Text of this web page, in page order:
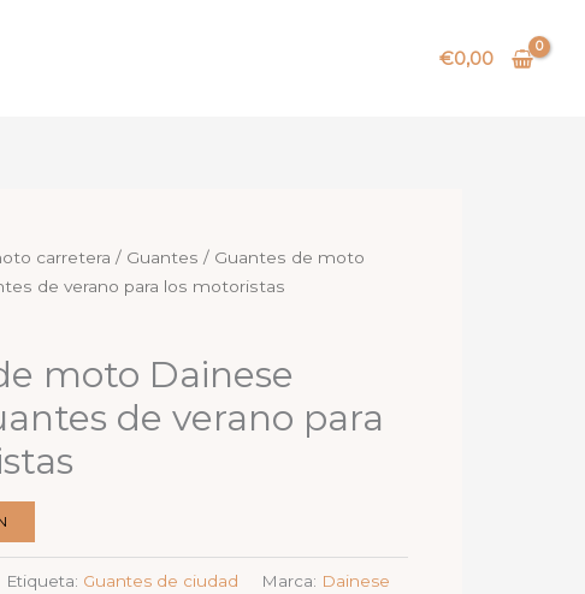
€0,00
carretera / Guantes / Guantes de moto
de verano para los motoristas
moto Dainese
de verano para
Etiqueta: Guantes de ciudad Marca: Dainese